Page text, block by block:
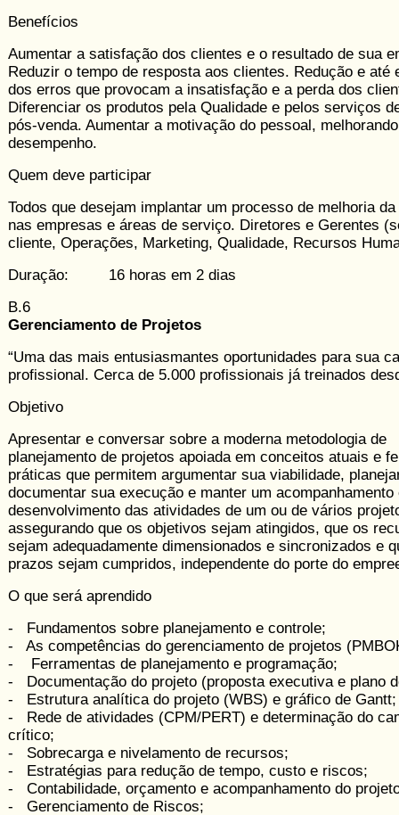
Benefícios
Aumentar a satisfação dos clientes e o resultado de sua
Reduzir o tempo de resposta aos clientes. Redução e até
dos erros que provocam a insatisfação e a perda dos
Diferenciar os produtos pela Qualidade e pelos serviços
pós-venda. Aumentar a motivação do pessoal,
desempenho.
Quem deve participar
Todos que desejam implantar um processo de melhoria
nas empresas e áreas de serviço. Diretores e Gerentes
cliente, Operações, Marketing, Qualidade, Recursos
Duração: 16 horas em 2 dias
B.6
Gerenciamento de Projetos
“Uma das mais entusiasmantes oportunidades para sua
profissional. Cerca de 5.000 profissionais já treinados
Objetivo
Apresentar e conversar sobre a moderna metodologia de
planejamento de projetos apoiada em conceitos atuais e
práticas que permitem argumentar sua viabilidade,
documentar sua execução e manter um acompa­nhamento
desenvolvimento das atividades de um ou de vários
assegurando que os objetivos sejam atingidos, que os
sejam adequadamente dimen­sionados e sincronizados e
prazos sejam cumpridos, independente do porte do
O que será aprendido
- Fundamentos sobre planejamento e controle;
- As competências do gerenciamento de projetos
- Ferramentas de planejamento e programação;
- Documentação do projeto (proposta executiva e plano
- Estrutura analítica do projeto (WBS) e gráfico de Gantt;
- Rede de atividades (CPM/PERT) e determinação do
crítico;
- Sobrecarga e nivelamento de recursos;
- Estratégias para redução de tempo, custo e riscos;
- Contabilidade, orçamento e acompanhamento do
- Gerenciamento de Riscos;